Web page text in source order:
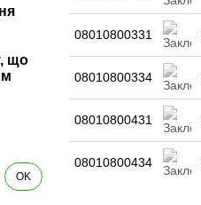
08010800331
08010800334
08010800431
08010800434
що
OK